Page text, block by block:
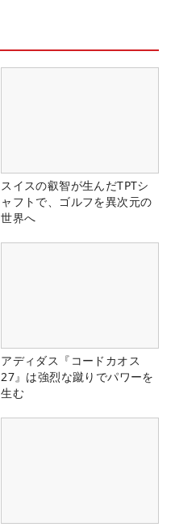
スイスの叡智が生んだTPTシ
ャフトで、ゴルフを異次元の
世界へ
アディダス『コードカオス
27』は強烈な蹴りでパワーを
生む